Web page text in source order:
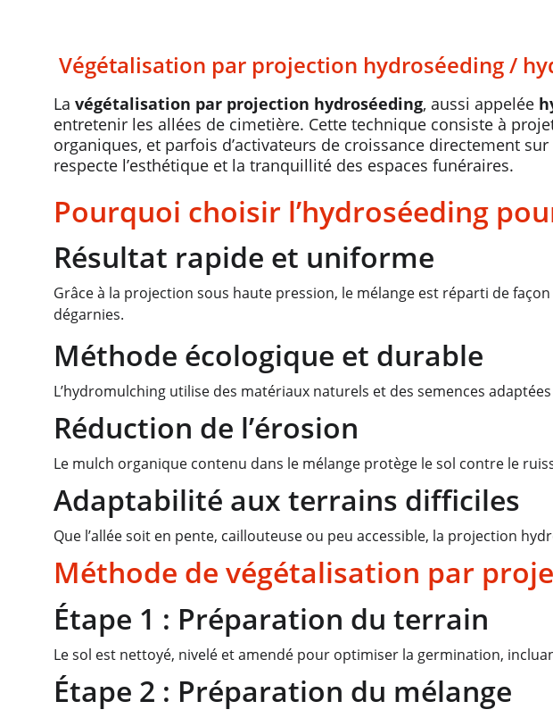
Végétalisation par projection hydroséeding /
La végétalisation par projection hydroséeding, aussi appelée
entretenir les allées de cimetière. Cette technique consiste à
organiques, et parfois d’activateurs de croissance directement
respecte l’esthétique et la tranquillité des espaces funéraires.
Pourquoi choisir l’hydroséeding
Résultat rapide et uniforme
Grâce à la projection sous haute pression, le mélange est réparti de
dégarnies.
Méthode écologique et durable
L’hydromulching utilise des matériaux naturels et des semences
Réduction de l’érosion
Le mulch organique contenu dans le mélange protège le sol contre le
Adaptabilité aux terrains difficiles
Que l’allée soit en pente, caillouteuse ou peu accessible, la projection
Méthode de végétalisation par
Étape 1 : Préparation du terrain
Le sol est nettoyé, nivelé et amendé pour optimiser la germination,
Étape 2 : Préparation du mélange